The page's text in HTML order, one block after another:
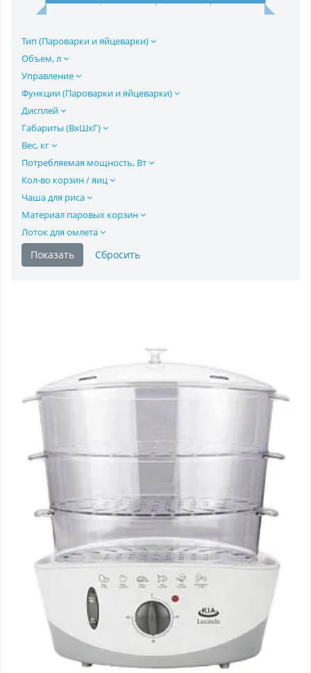
Тип (Пароварки и яйцеварки)
Объем, л
Управление
Функции (Пароварки и яйцеварки)
Дисплей
Габариты (ВхШхГ)
Вес, кг
Потребляемая мощность, Вт
Кол-во корзин / яиц
Чаша для риса
Материал паровых корзин
Лоток для омлета